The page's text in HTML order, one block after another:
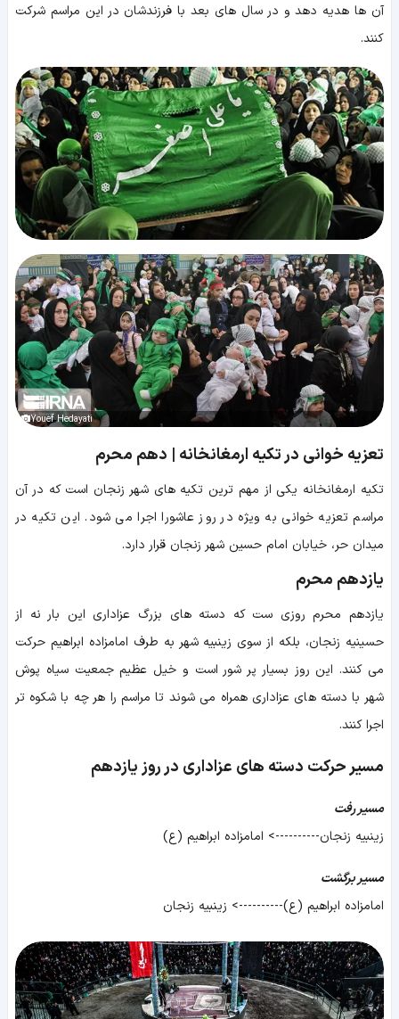
آن ها هدیه دهد و در سال های بعد با فرزندشان در این مراسم شرکت
کنند.
Youef Hedayati
تعزیه خوانی در تکیه ارمغانخانه | دهم محرم
تکیه ارمغانخانه یکی از مهم ترین تکیه های شهر زنجان است که در آن
مراسم تعزیه خوانی به ویژه در روز عاشورا اجرا می شود. این تکیه در
میدان حر، خیابان امام حسین شهر زنجان قرار دارد.
یازدهم محرم
یازدهم محرم روزی ست که دسته های بزرگ عزاداری این بار نه از
حسینیه زنجان، بلکه از سوی زینبیه شهر به طرف امامزاده ابراهیم حرکت
می کنند. این روز بسیار پر شور است و خیل عظیم جمعیت سیاه پوش
شهر با دسته های عزاداری همراه می شوند تا مراسم را هر چه با شکوه تر
اجرا کنند.
مسیر حرکت دسته های عزاداری در روز یازدهم
مسیر رفت
زینبیه زنجان----------> امامزاده ابراهیم (ع)
مسیر برگشت
امامزاده ابراهیم (ع)----------> زینبیه زنجان